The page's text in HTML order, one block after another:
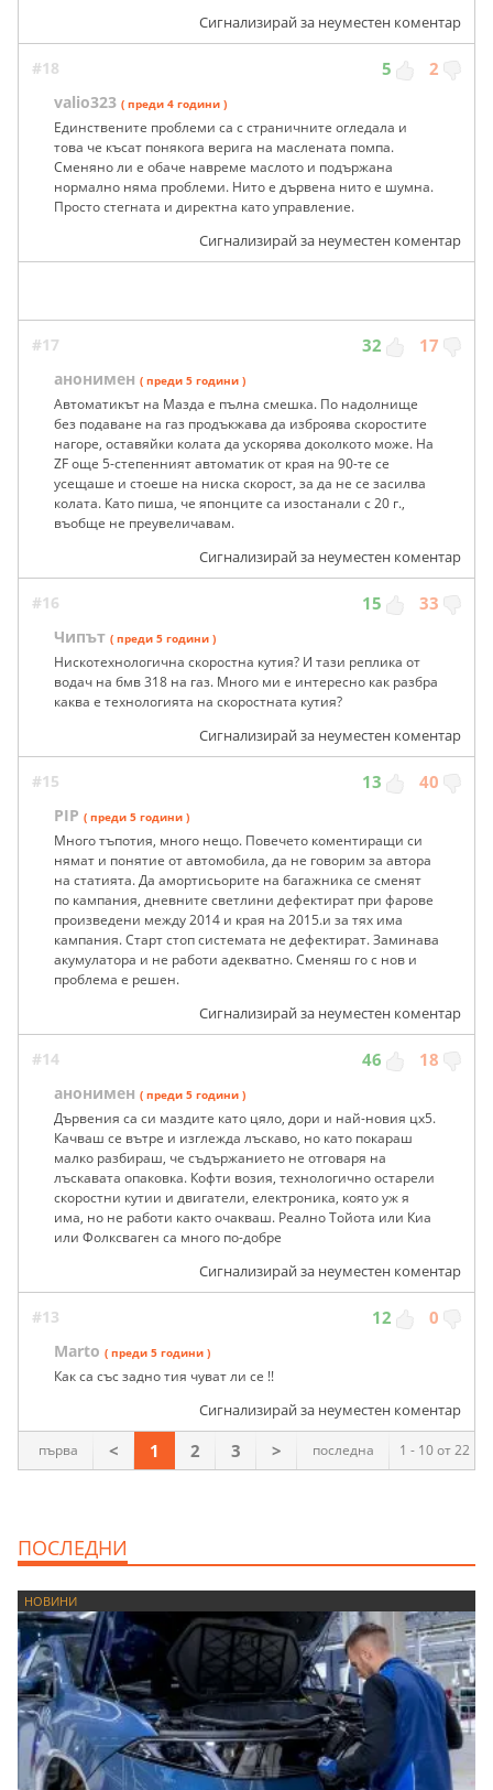
Сигнализирай за неуместен коментар
#18 5 2
valio323 ( преди 4 години )
Единствените проблеми са с страничните огледала и
това че късат понякога верига на маслената помпа.
Сменяно ли е обаче навреме маслото и подържана
нормално няма проблеми. Нито е дървена нито е шумна.
Просто стегната и директна като управление.
Сигнализирай за неуместен коментар
#17 32 17
анонимен ( преди 5 години )
Автоматикът на Мазда е пълна смешка. По надолнище
без подаване на газ продъкжава да изброява скоростите
нагоре, оставяйки колата да ускорява доколкото може. На
ZF още 5-степенният автоматик от края на 90-те се
усещаше и стоеше на ниска скорост, за да не се засилва
колата. Като пиша, че японците са изостанали с 20 г.,
въобще не преувеличавам.
Сигнализирай за неуместен коментар
#16 15 33
Чипът ( преди 5 години )
Нискотехнологична скоростна кутия? И тази реплика от
водач на бмв 318 на газ. Много ми е интересно как разбра
каква е технологията на скоростната кутия?
Сигнализирай за неуместен коментар
#15 13 40
PIP ( преди 5 години )
Много тъпотия, много нещо. Повечето коментиращи си
нямат и понятие от автомобила, да не говорим за автора
на статията. Да амортисьорите на багажника се сменят
по кампания, дневните светлини дефектират при фарове
произведени между 2014 и края на 2015.и за тях има
кампания. Старт стоп системата не дефектират. Заминава
акумулатора и не работи адекватно. Сменяш го с нов и
проблема е решен.
Сигнализирай за неуместен коментар
#14 46 18
анонимен ( преди 5 години )
Дървения са си маздите като цяло, дори и най-новия цх5.
Качваш се вътре и изглежда лъскаво, но като покараш
малко разбираш, че съдържанието не отговаря на
лъскавата опаковка. Кофти возия, технологично остарели
скоростни кутии и двигатели, електроника, която уж я
има, но не работи както очакваш. Реално Тойота или Киа
или Фолксваген са много по-добре
Сигнализирай за неуместен коментар
#13 12 0
Marto ( преди 5 години )
Как са със задно тия чуват ли се !!
Сигнализирай за неуместен коментар
1 - 10 от 22
първа < 1 2 3 > последна
ПОСЛЕДНИ
НОВИНИ